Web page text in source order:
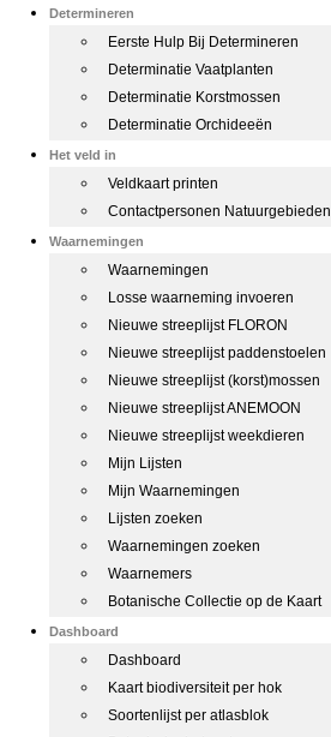
Determineren
Eerste Hulp Bij Determineren
Determinatie Vaatplanten
Determinatie Korstmossen
Determinatie Orchideeën
Het veld in
Veldkaart printen
Contactpersonen Natuurgebieden
Waarnemingen
Waarnemingen
Losse waarneming invoeren
Nieuwe streeplijst FLORON
Nieuwe streeplijst paddenstoelen
Nieuwe streeplijst (korst)mossen
Nieuwe streeplijst ANEMOON
Nieuwe streeplijst weekdieren
Mijn Lijsten
Mijn Waarnemingen
Lijsten zoeken
Waarnemingen zoeken
Waarnemers
Botanische Collectie op de Kaart
Dashboard
Dashboard
Kaart biodiversiteit per hok
Soortenlijst per atlasblok